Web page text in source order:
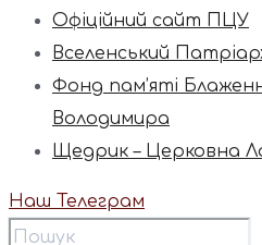
Офіційний сайт ПЦУ
Вселенський
Фонд пам’яті
Володимира
Щедрик – Церковна
Наш Телеграм